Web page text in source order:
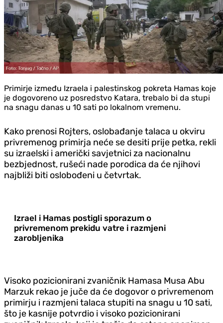
Primirje između Izraela i palestinskog pokreta Hamas koje
je dogovoreno uz posredstvo Katara, trebalo bi da stupi
na snagu danas u 10 sati po lokalnom vremenu.
Kako prenosi Rojters, oslobađanje talaca u okviru
privremenog primirja neće se desiti prije petka, rekli
su izraelski i američki savjetnici za nacionalnu
bezbjednost, rušeći nade porodica da će njihovi
najbliži biti oslobođeni u četvrtak.
Izrael i Hamas postigli sporazum o
privremenom prekidu vatre i razmjeni
zarobljenika
Visoko pozicionirani zvaničnik Hamasa Musa Abu
Marzuk rekao je juče da će dogovor o privremenom
primirju i razmjeni talaca stupiti na snagu u 10 sati,
što je kasnije potvrdio i visoko pozicionirani